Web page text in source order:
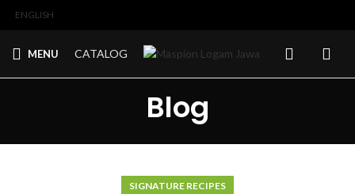
ENGLISH
MENU CATALOG
Blog
SIGNATURE RECIPES